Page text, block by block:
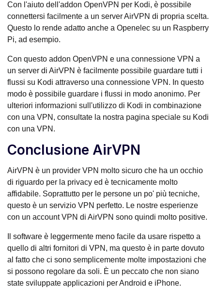
Con l'aiuto dell'addon OpenVPN per Kodi, è possibile
connettersi facilmente a un server AirVPN di propria scelta.
Questo lo rende adatto anche a Openelec su un Raspberry
Pi, ad esempio.
Con questo addon OpenVPN e una connessione VPN a
un server di AirVPN è facilmente possibile guardare tutti i
flussi su Kodi attraverso una connessione VPN. In questo
modo è possibile guardare i flussi in modo anonimo. Per
ulteriori informazioni sull'utilizzo di Kodi in combinazione
con una VPN, consultate la nostra pagina speciale su Kodi
con una VPN.
Conclusione AirVPN
AirVPN è un provider VPN molto sicuro che ha un occhio
di riguardo per la privacy ed è tecnicamente molto
affidabile. Soprattutto per le persone un po' più tecniche,
questo è un servizio VPN perfetto. Le nostre esperienze
con un account VPN di AirVPN sono quindi molto positive.
Il software è leggermente meno facile da usare rispetto a
quello di altri fornitori di VPN, ma questo è in parte dovuto
al fatto che ci sono semplicemente molte impostazioni che
si possono regolare da soli. È un peccato che non siano
state sviluppate applicazioni per Android e iPhone.